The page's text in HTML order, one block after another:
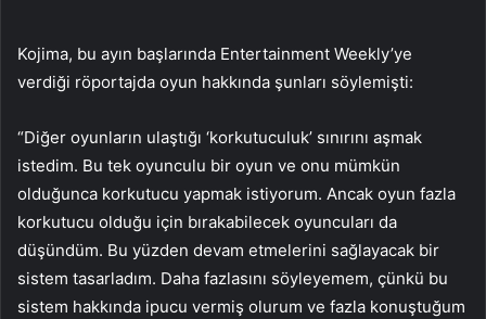
Kojima, bu ayın başlarında Entertainment Weekly’ye
verdiği röportajda oyun hakkında şunları söylemişti:
“Diğer oyunların ulaştığı ‘korkutuculuk’ sınırını aşmak
istedim. Bu tek oyunculu bir oyun ve onu mümkün
olduğunca korkutucu yapmak istiyorum. Ancak oyun fazla
korkutucu olduğu için bırakabilecek oyuncuları da
düşündüm. Bu yüzden devam etmelerini sağlayacak bir
sistem tasarladım. Daha fazlasını söyleyemem, çünkü bu
sistem hakkında ipucu vermiş olurum ve fazla konuştuğum